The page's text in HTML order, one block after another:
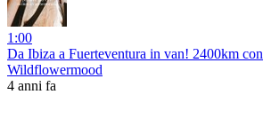
1:00
Da Ibiza a Fuerteventura in van! 2400km
Wildflowermood
4 anni fa